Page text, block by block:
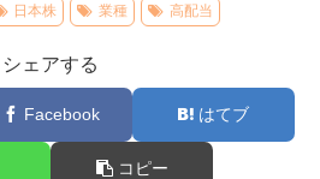
日本株 業種 高配当
シェアする
Facebook はてブ
コピー